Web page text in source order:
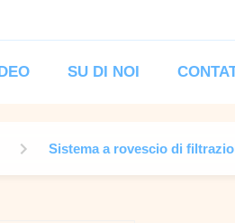
SU DI NOI
Sistema a rovescio di